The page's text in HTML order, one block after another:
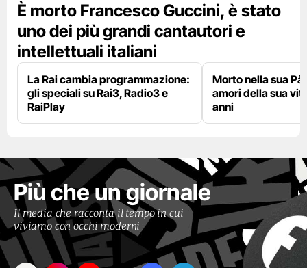
È morto Francesco Guccini, è stato
uno dei più grandi cantautori e
intellettuali italiani
La Rai cambia programmazione:
gli speciali su Rai3, Radio3 e
RaiPlay
Morto nella sua
amori della sua
anni
Più che un giornale
Il media che racconta il tempo in cui
viviamo con occhi moderni